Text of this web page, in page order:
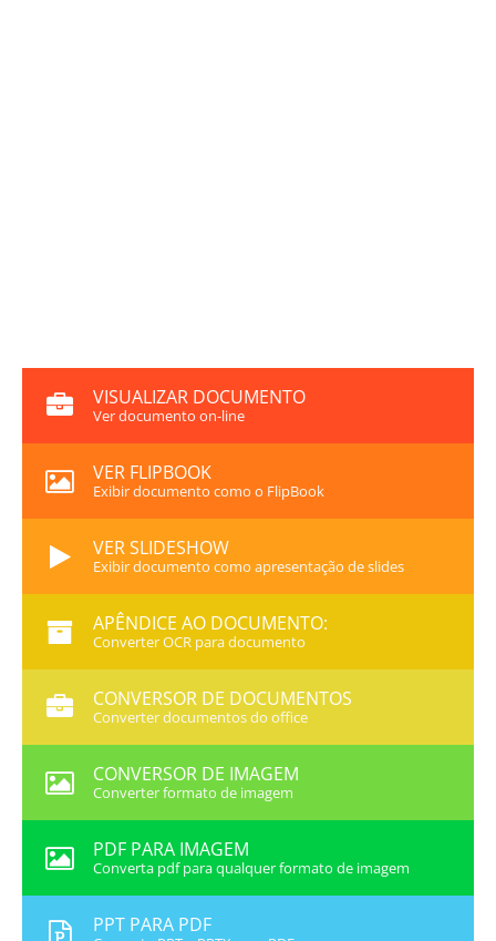
VISUALIZAR DOCUMENTO
Ver documento on-line
VER FLIPBOOK
Exibir documento como o FlipBook
VER SLIDESHOW
Exibir documento como apresentação de slides
APÊNDICE AO DOCUMENTO:
Converter OCR para documento
CONVERSOR DE DOCUMENTOS
Converter documentos do office
CONVERSOR DE IMAGEM
Converter formato de imagem
PDF PARA IMAGEM
Converta pdf para qualquer formato de imagem
PPT PARA PDF